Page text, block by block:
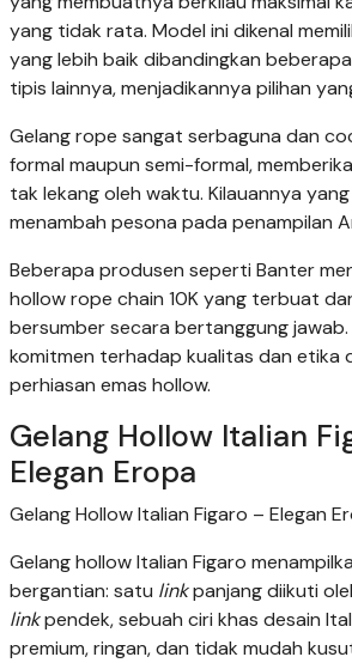
yang tidak rata. Model ini dikenal
yang lebih baik dibandingkan
tipis lainnya, menjadikannya pilihan
Gelang rope sangat serbaguna dan
formal maupun semi-formal,
tak lekang oleh waktu. Kilauannya
menambah pesona pada penampilan
Beberapa produsen seperti Banter
hollow rope chain 10K yang terbuat
bersumber secara bertanggung jawab.
komitmen terhadap kualitas dan etika
perhiasan emas hollow.
Gelang Hollow Italian
Elegan Eropa
Gelang Hollow Italian Figaro – Elegan
Gelang hollow Italian Figaro
bergantian: satu linkpanjang diikuti
linkpendek, sebuah ciri khas desain
premium, ringan, dan tidak mudah